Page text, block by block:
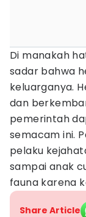
Di manakah
sadar bahwa
keluarganya.
dan
pemerintah
semacam ini.
pelaku
sampai anak
fauna karena
Share Article